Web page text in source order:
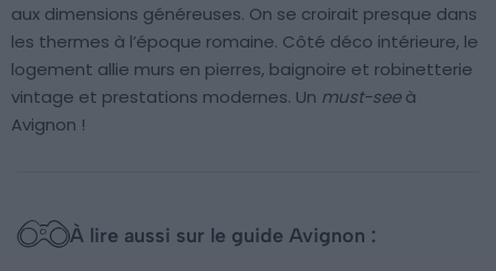
aux dimensions généreuses. On se croirait presque dans
les thermes à l’époque romaine. Côté déco intérieure, le
logement allie murs en pierres, baignoire et robinetterie
vintage et prestations modernes. Un must-seeà
Avignon !
À lire aussi sur le guide Avignon :